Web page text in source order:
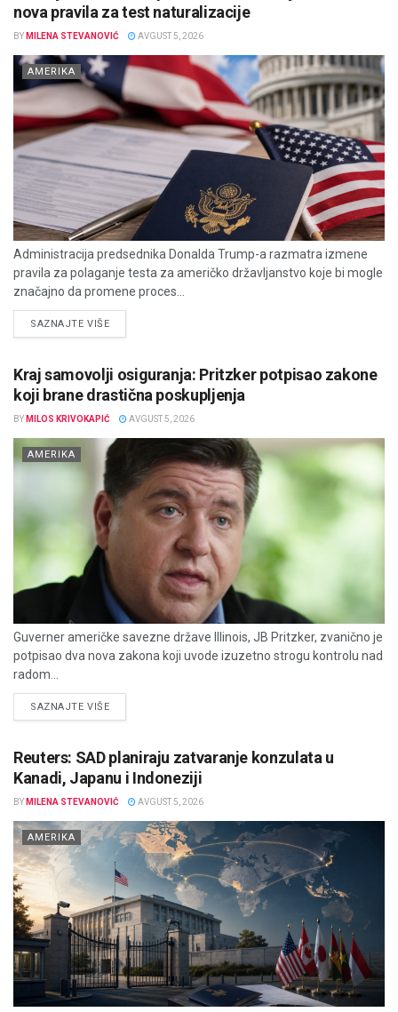
nova pravila za test naturalizacije
BY MILENA STEVANOVIĆ AVGUST 5, 2026
AMERIKA
Administracija predsednika Donalda Trump-a razmatra izmene
pravila za polaganje testa za američko državljanstvo koje bi mogle
značajno da promene proces...
SAZNAJTE VIŠEDETAILS
Kraj samovolji osiguranja: Pritzker potpisao zakone
koji brane drastična poskupljenja
BY MILOS KRIVOKAPIĆ AVGUST 5, 2026
AMERIKA
Guverner američke savezne države Illinois, JB Pritzker, zvanično je
potpisao dva nova zakona koji uvode izuzetno strogu kontrolu nad
radom...
SAZNAJTE VIŠEDETAILS
Reuters: SAD planiraju zatvaranje konzulata u
Kanadi, Japanu i Indoneziji
BY MILENA STEVANOVIĆ AVGUST 5, 2026
AMERIKA